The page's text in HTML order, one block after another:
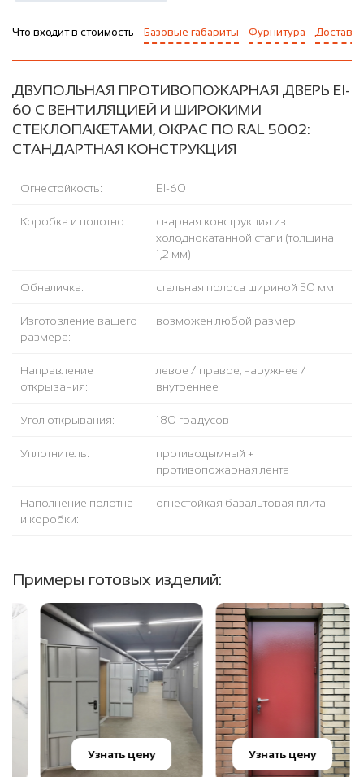
Что входит в стоимость Базовые габариты Фурнитура Доставка
ДВУПОЛЬНАЯ ПРОТИВОПОЖАРНАЯ ДВЕРЬ EI-
60 С ВЕНТИЛЯЦИЕЙ И ШИРОКИМИ
СТЕКЛОПАКЕТАМИ, ОКРАС ПО RAL 5002:
СТАНДАРТНАЯ КОНСТРУКЦИЯ
Огнестойкость: EI-60
Коробка и полотно:
сварная конструкция из
холоднокатанной стали (толщина
1,2 мм)
Обналичка: стальная полоса шириной 50 мм
Изготовление вашего
размера:
возможен любой размер
Направление
открывания:
левое / правое, наружнее /
внутреннее
Угол открывания: 180 градусов
Уплотнитель:
противодымный +
противопожарная лента
Наполнение полотна
и коробки:
огнестойкая базальтовая плита
Примеры готовых изделий:
Узнать цену Узнать цену